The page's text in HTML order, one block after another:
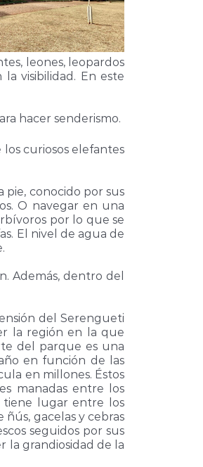
leones, leopardos
visibilidad. En este
hacer senderismo.
los curiosos elefantes
pie, conocido por sus
O navegar en una
por lo que se
El nivel de agua de
Además, dentro del
del Serengueti
la región en la que
del parque es una
en función de las
en millones. Éstos
manadas entre los
tiene lugar entre los
gacelas y cebras
seguidos por sus
la grandiosidad de la